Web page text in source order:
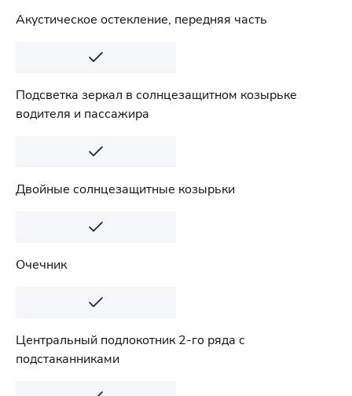
Акустическое остекление, передняя часть
Подсветка зеркал в солнцезащитном козырьке
водителя и пассажира
Двойные солнцезащитные козырьки
Очечник
Центральный подлокотник 2-го ряда с
подстаканниками